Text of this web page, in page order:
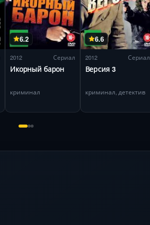
6.2
2012 Сериал
Икорный барон
криминал
6.6
2012 Сериал
Версия 3
криминал, детектив